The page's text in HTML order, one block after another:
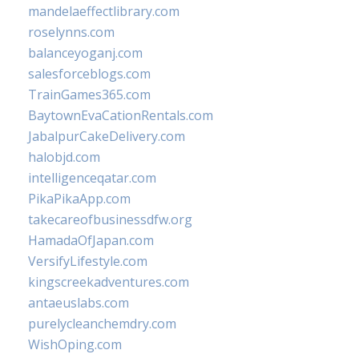
mandelaeffectlibrary.com
roselynns.com
balanceyoganj.com
salesforceblogs.com
TrainGames365.com
BaytownEvaCationRentals.com
JabalpurCakeDelivery.com
halobjd.com
intelligenceqatar.com
PikaPikaApp.com
takecareofbusinessdfw.org
HamadaOfJapan.com
VersifyLifestyle.com
kingscreekadventures.com
antaeuslabs.com
purelycleanchemdry.com
WishOping.com